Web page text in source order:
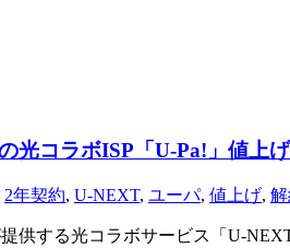
光コラボISP「U-Pa!」値上
2年契約, U-NEXT, ユーパ, 値上げ,
供する光コラボサービス「U-